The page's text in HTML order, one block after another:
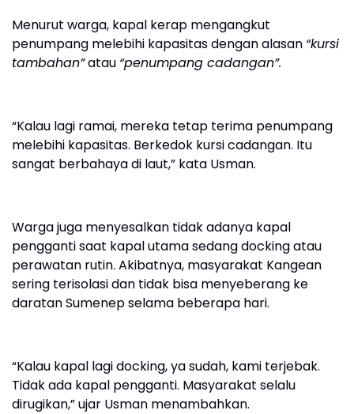
Menurut warga, kapal kerap mengangkut
penumpang melebihi kapasitas dengan alasan “kursi
tambahan”atau “penumpang cadangan”.
“Kalau lagi ramai, mereka tetap terima penumpang
melebihi kapasitas. Berkedok kursi cadangan. Itu
sangat berbahaya di laut,” kata Usman.
Warga juga menyesalkan tidak adanya kapal
pengganti saat kapal utama sedang docking atau
perawatan rutin. Akibatnya, masyarakat Kangean
sering terisolasi dan tidak bisa menyeberang ke
daratan Sumenep selama beberapa hari.
“Kalau kapal lagi docking, ya sudah, kami terjebak.
Tidak ada kapal pengganti. Masyarakat selalu
dirugikan,” ujar Usman menambahkan.